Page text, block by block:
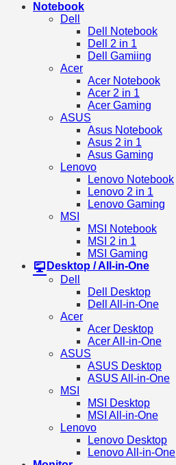
Notebook
Dell
Dell Notebook
Dell 2 in 1
Dell Gamiing
Acer
Acer Notebook
Acer 2 in 1
Acer Gaming
ASUS
Asus Notebook
Asus 2 in 1
Asus Gaming
Lenovo
Lenovo Notebook
Lenovo 2 in 1
Lenovo Gaming
MSI
MSI Notebook
MSI 2 in 1
MSI Gaming
Desktop / All-in-One
Dell
Dell Desktop
Dell All-in-One
Acer
Acer Desktop
Acer All-in-One
ASUS
ASUS Desktop
ASUS All-in-One
MSI
MSI Desktop
MSI All-in-One
Lenovo
Lenovo Desktop
Lenovo All-in-One